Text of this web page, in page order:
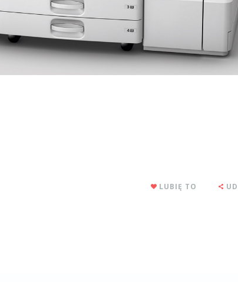
LUBIĘ TO